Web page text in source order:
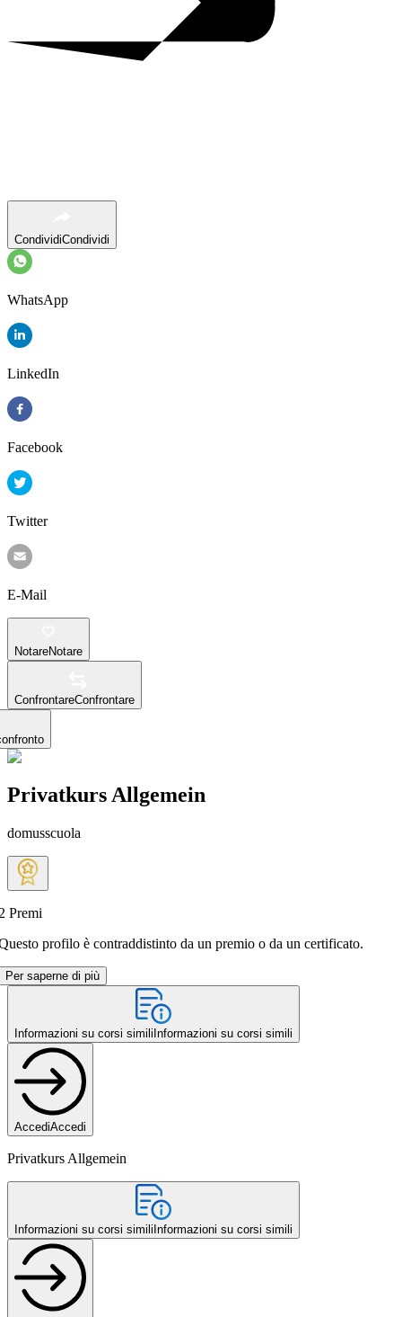
CondividiCondividi
WhatsApp
LinkedIn
Facebook
Twitter
E-Mail
NotareNotare
ConfrontareConfrontare
Privatkurs Allgemein
domusscuola
Premi
profilo è contraddistinto da un premio o da un certificato.
Per saperne di più
Informazioni su corsi simili Informazioni su corsi simili
AccediAccedi
Privatkurs Allgemein
Informazioni su corsi simili Informazioni su corsi simili